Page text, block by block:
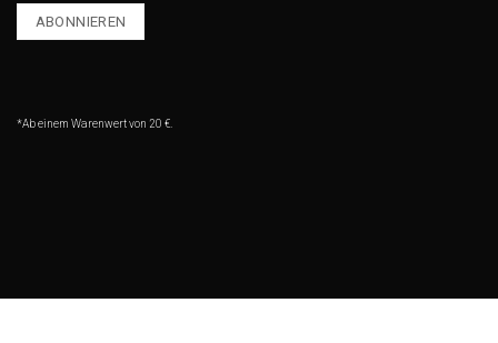
*Ab einem Warenwert von 20 €.